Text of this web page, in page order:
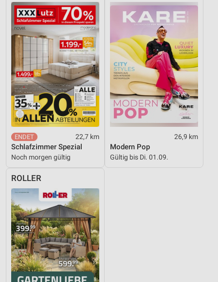
22,7 km
Schlafzimmer Spezial
Noch morgen gültig
26,9 km
Modern Pop
Gültig bis Di. 01.09.
ROLLER